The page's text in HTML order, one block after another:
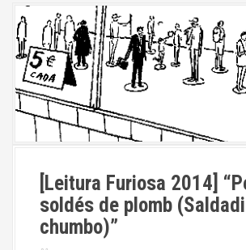
[Leitura Furiosa 2014]
soldés de plomb
chumbo)”